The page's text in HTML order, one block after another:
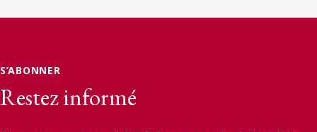
S’ABONNER
Restez informé